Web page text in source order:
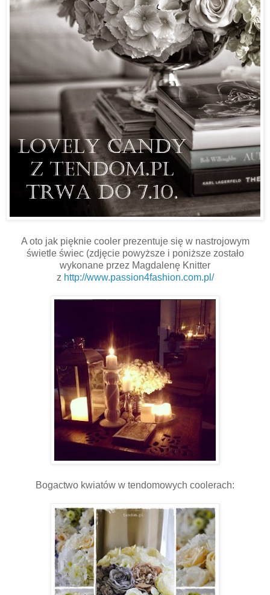
A oto jak pięknie cooler prezentuje się w nastrojowym
świetle świec (zdjęcie powyższe i poniższe zostało
wykonane przez Magdalenę Knitter
z http://www.passion4fashion.com.pl/
Bogactwo kwiatów w tendomowych coolerach: